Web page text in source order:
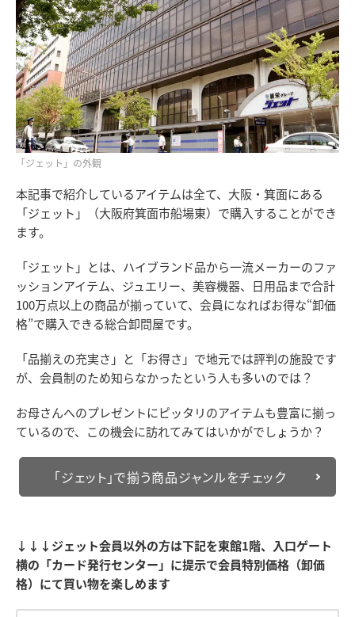
「ジェット」の外観
本記事で紹介しているアイテムは全て、大阪・箕面にある
「ジェット」（大阪府箕面市船場東）で購入することができ
ます。
「ジェット」とは、ハイブランド品から一流メーカーのファ
ッションアイテム、ジュエリー、美容機器、日用品まで合計
100万点以上の商品が揃っていて、会員になればお得な“卸価
格”で購入できる総合卸問屋です。
「品揃えの充実さ」と「お得さ」で地元では評判の施設です
が、会員制のため知らなかったという人も多いのでは？
お母さんへのプレゼントにピッタリのアイテムも豊富に揃っ
ているので、この機会に訪れてみてはいかがでしょうか？
「ジェット」で揃う商品ジャンルをチェック
↓↓↓ジェット会員以外の方は下記を東館1階、入口ゲート
横の「カード発行センター」に提示で会員特別価格（卸価
格）にて買い物を楽しめます